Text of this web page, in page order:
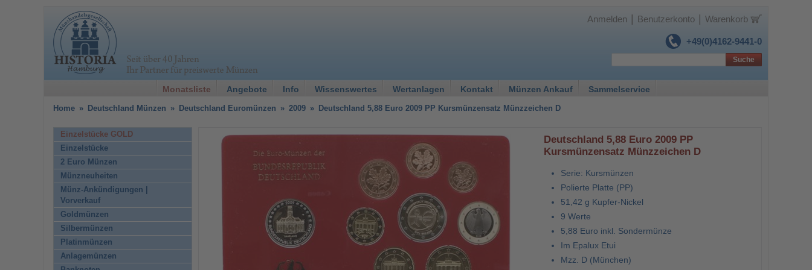
+49(0)4162-9441-0
Anmelden Benutzerkonto Warenkorb
Monatsliste Angebote Info Wissenswertes Wertanlagen Kontakt Münzen Ankauf Sammelservice
Suche
Home » Deutschland Münzen » Deutschland Euromünzen » 2009 » Deutschland 5,88 Euro 2009 PP Kursmünzensatz Münzzeichen D
Deutschland 5,88 Euro 2009 PP
Kursmünzensatz Münzzeichen D
Serie: Kursmünzen
Polierte Platte (PP)
51,42 g Kupfer-Nickel
9 Werte
5,88 Euro inkl. Sondermünze
Im Epalux Etui
Mzz. D (München)
Einzelstücke GOLD
Einzelstücke
2 Euro Münzen
Münzneuheiten
Münz-Ankündigungen |
Vorverkauf
Goldmünzen
Silbermünzen
Platinmünzen
Anlagemünzen